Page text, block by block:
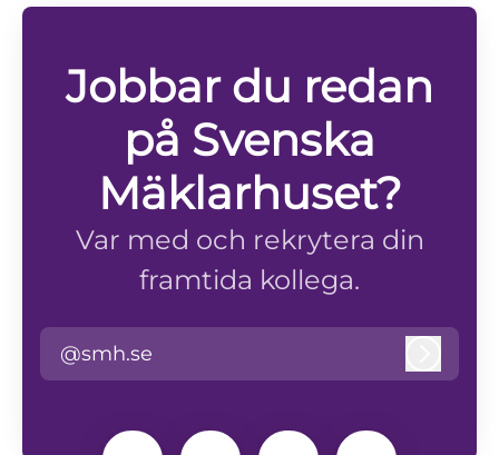
Jobbar du redan
på Svenska
Mäklarhuset?
Var med och rekrytera din
framtida kollega.
@smh.se